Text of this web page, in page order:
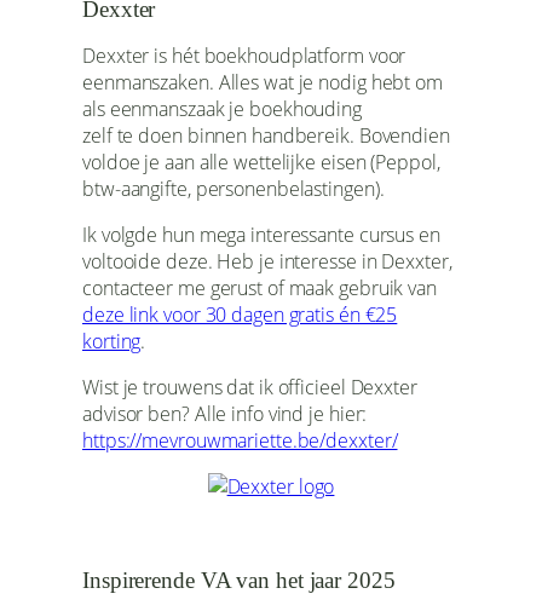
Dexxter
Dexxter is hét boekhoudplatform voor
eenmanszaken. Alles wat je nodig hebt om
als eenmanszaak je boekhouding
zelf te doen binnen handbereik. Bovendien
voldoe je aan alle wettelijke eisen (Peppol,
btw-aangifte, personenbelastingen).
Ik volgde hun mega interessante cursus en
voltooide deze. Heb je interesse in Dexxter,
contacteer me gerust of maak gebruik van
deze link voor 30 dagen gratis én €25
korting.
Wist je trouwens dat ik officieel Dexxter
advisor ben? Alle info vind je hier:
https://mevrouwmariette.be/dexxter/
Inspirerende VA van het jaar 2025